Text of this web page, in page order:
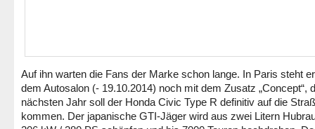
Auf ihn warten die Fans der Marke schon lange. In Paris steht
dem Autosalon (- 19.10.2014) noch mit dem Zusatz „Concept“,
nächsten Jahr soll der Honda Civic Type R definitiv auf die
kommen. Der japanische GTI-Jäger wird aus zwei Litern